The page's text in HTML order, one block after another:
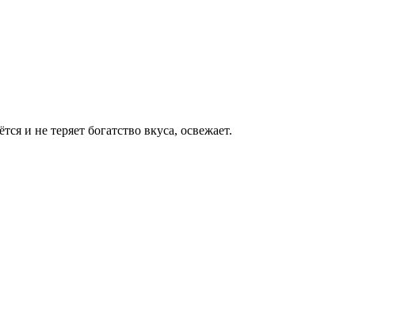
и не теряет богатство вкуса, освежает.